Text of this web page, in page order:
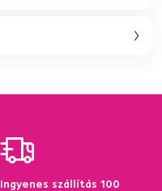
Ingyenes szállítás 100